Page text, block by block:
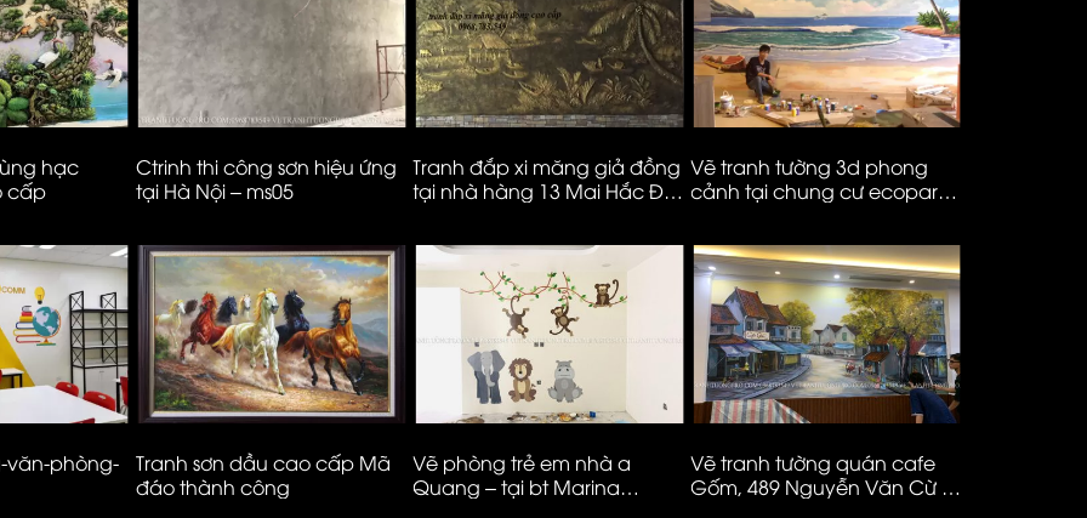
hạc
cấp
Ctrinh thi công sơn hiệu ứng
tại Hà Nội – ms05
Tranh đắp xi măng giả đồng
tại nhà hàng 13 Mai Hắc Đế
Vẽ tranh tường 3d phong
cảnh tại chung cư ecopark
văn-phòng-
Tranh sơn dầu cao cấp Mã
đáo thành công
Vẽ phòng trẻ em nhà a
Quang – tại bt Marina
Vẽ tranh tường quán cafe
Gốm, 489 Nguyễn Văn Cừ –